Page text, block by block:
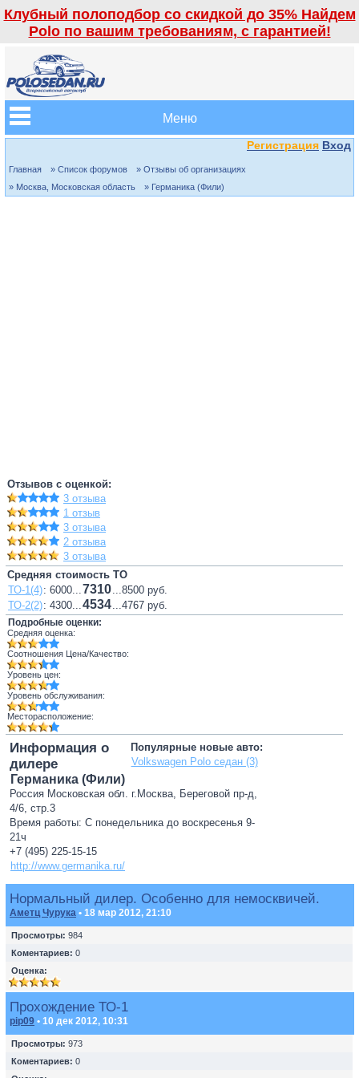
Клубный полоподбор со скидкой до 35% Найдем
Polo по вашим требованиям, с гарантией!
Меню
Регистрация Вход
Главная » Список форумов
» Отзывы об организациях
» Москва, Московская область
» Германика (Фили)
Отзывов с оценкой:
3 отзыва
1 отзыв
3 отзыва
2 отзыва
3 отзыва
Средняя стоимость ТО
ТО-1(4): 6000...7310...8500 руб.
ТО-2(2): 4300...4534...4767 руб.
Подробные оценки:
Средняя оценка:
Соотношения Цена/Качество:
Уровень цен:
Уровень обслуживания:
Месторасположение:
Популярные новые авто:
Volkswagen Polo седан (3)
Информация о
дилере
Германика (Фили)
Россия Московская обл. г.Москва, Береговой пр-д,
4/6, стр.3
Время работы: С понедельника до воскресенья 9-
21ч
+7 (495) 225-15-15
http://www.germanika.ru/
Нормальный дилер. Особенно для немосквичей.
Аметц Чурука • 18 мар 2012, 21:10
Просмотры: 984
Коментариев: 0
Оценка:
Прохождение ТО-1
pip09 • 10 дек 2012, 10:31
Просмотры: 973
Коментариев: 0